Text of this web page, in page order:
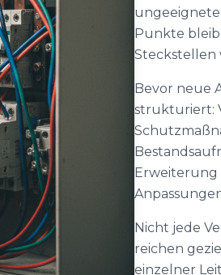
Punkte
Steckstellen
Bevor neue
strukturiert:
Erweiterung
Nicht jede
reichen
einzelner